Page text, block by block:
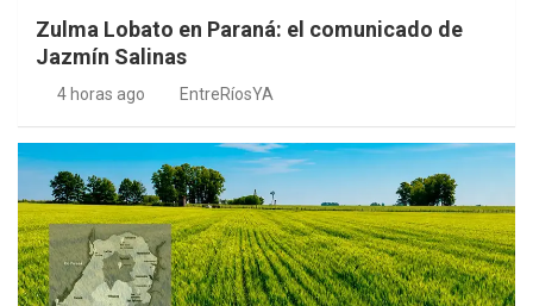
Zulma Lobato en Paraná: el comunicado de
Jazmín Salinas
4 horas ago EntreRíosYA